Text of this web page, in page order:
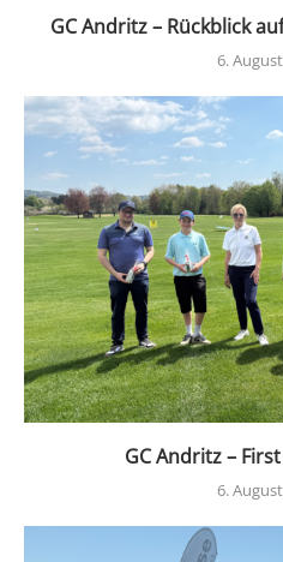
GC Andritz – Rückblick
6.
GC Andritz –
6.